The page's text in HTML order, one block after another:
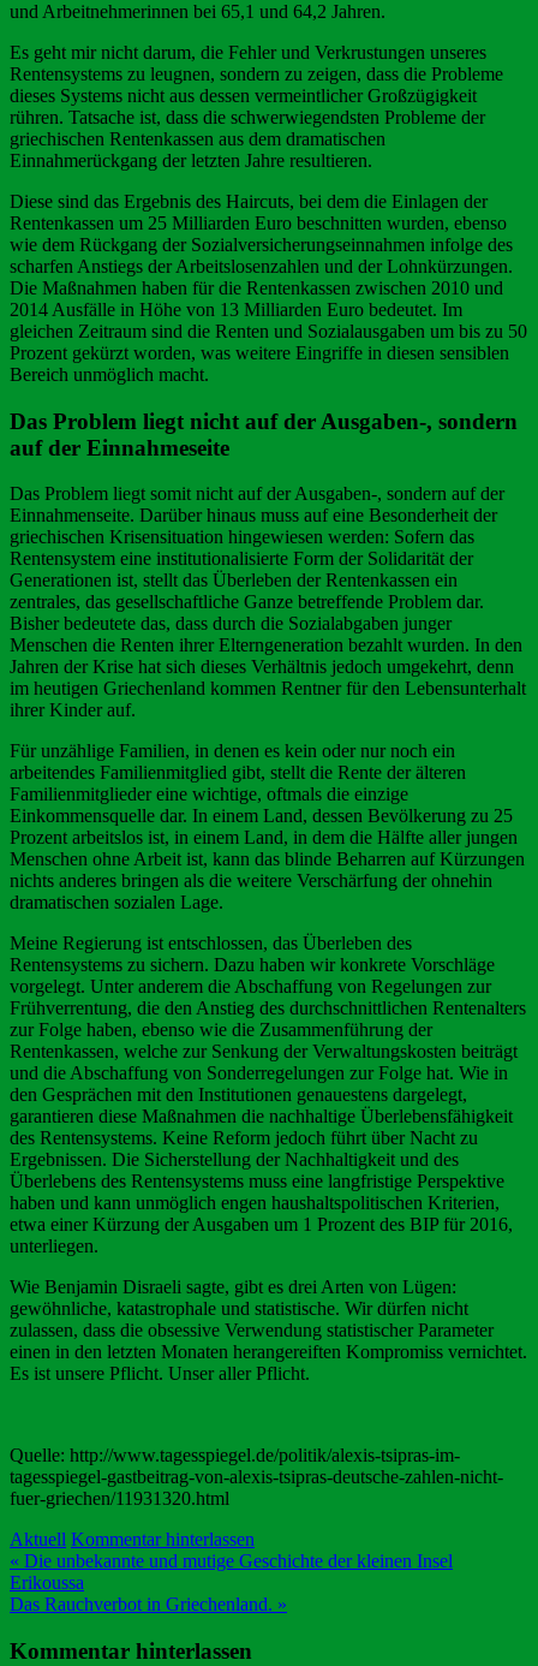
und Arbeitnehmerinnen bei 65,1 und 64,2 Jahren.
Es geht mir nicht darum, die Fehler und Verkrustungen unseres
Rentensystems zu leugnen, sondern zu zeigen, dass die Probleme
dieses Systems nicht aus dessen vermeintlicher Großzügigkeit
rühren. Tatsache ist, dass die schwerwiegendsten Probleme der
griechischen Rentenkassen aus dem dramatischen
Einnahmerückgang der letzten Jahre resultieren.
Diese sind das Ergebnis des Haircuts, bei dem die Einlagen der
Rentenkassen um 25 Milliarden Euro beschnitten wurden, ebenso
wie dem Rückgang der Sozialversicherungseinnahmen infolge des
scharfen Anstiegs der Arbeitslosenzahlen und der Lohnkürzungen.
Die Maßnahmen haben für die Rentenkassen zwischen 2010 und
2014 Ausfälle in Höhe von 13 Milliarden Euro bedeutet. Im
gleichen Zeitraum sind die Renten und Sozialausgaben um bis zu 50
Prozent gekürzt worden, was weitere Eingriffe in diesen sensiblen
Bereich unmöglich macht.
Das Problem liegt nicht auf der Ausgaben-, sondern
auf der Einnahmeseite
Das Problem liegt somit nicht auf der Ausgaben-, sondern auf der
Einnahmenseite. Darüber hinaus muss auf eine Besonderheit der
griechischen Krisensituation hingewiesen werden: Sofern das
Rentensystem eine institutionalisierte Form der Solidarität der
Generationen ist, stellt das Überleben der Rentenkassen ein
zentrales, das gesellschaftliche Ganze betreffende Problem dar.
Bisher bedeutete das, dass durch die Sozialabgaben junger
Menschen die Renten ihrer Elterngeneration bezahlt wurden. In den
Jahren der Krise hat sich dieses Verhältnis jedoch umgekehrt, denn
im heutigen Griechenland kommen Rentner für den Lebensunterhalt
ihrer Kinder auf.
Für unzählige Familien, in denen es kein oder nur noch ein
arbeitendes Familienmitglied gibt, stellt die Rente der älteren
Familienmitglieder eine wichtige, oftmals die einzige
Einkommensquelle dar. In einem Land, dessen Bevölkerung zu 25
Prozent arbeitslos ist, in einem Land, in dem die Hälfte aller jungen
Menschen ohne Arbeit ist, kann das blinde Beharren auf Kürzungen
nichts anderes bringen als die weitere Verschärfung der ohnehin
dramatischen sozialen Lage.
Meine Regierung ist entschlossen, das Überleben des
Rentensystems zu sichern. Dazu haben wir konkrete Vorschläge
vorgelegt. Unter anderem die Abschaffung von Regelungen zur
Frühverrentung, die den Anstieg des durchschnittlichen Rentenalters
zur Folge haben, ebenso wie die Zusammenführung der
Rentenkassen, welche zur Senkung der Verwaltungskosten beiträgt
und die Abschaffung von Sonderregelungen zur Folge hat. Wie in
den Gesprächen mit den Institutionen genauestens dargelegt,
garantieren diese Maßnahmen die nachhaltige Überlebensfähigkeit
des Rentensystems. Keine Reform jedoch führt über Nacht zu
Ergebnissen. Die Sicherstellung der Nachhaltigkeit und des
Überlebens des Rentensystems muss eine langfristige Perspektive
haben und kann unmöglich engen haushaltspolitischen Kriterien,
etwa einer Kürzung der Ausgaben um 1 Prozent des BIP für 2016,
unterliegen.
Wie Benjamin Disraeli sagte, gibt es drei Arten von Lügen:
gewöhnliche, katastrophale und statistische. Wir dürfen nicht
zulassen, dass die obsessive Verwendung statistischer Parameter
einen in den letzten Monaten herangereiften Kompromiss vernichtet.
Es ist unsere Pflicht. Unser aller Pflicht.
Quelle: http://www.tagesspiegel.de/politik/alexis-tsipras-im-
tagesspiegel-gastbeitrag-von-alexis-tsipras-deutsche-zahlen-nicht-
fuer-griechen/11931320.html
Aktuell Kommentar hinterlassen
Beitragsnavigation
« Die unbekannte und mutige Geschichte der kleinen Insel
Erikoussa
Das Rauchverbot in Griechenland. »
Kommentar hinterlassen